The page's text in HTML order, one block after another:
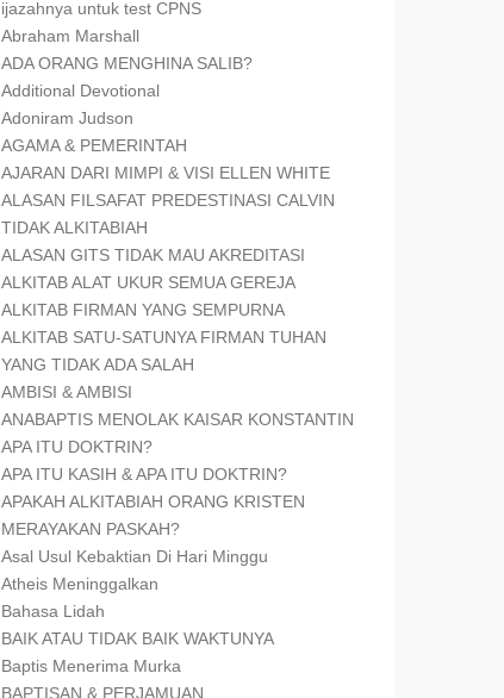
ijazahnya untuk test CPNS
Abraham Marshall
ADA ORANG MENGHINA SALIB?
Additional Devotional
Adoniram Judson
AGAMA & PEMERINTAH
AJARAN DARI MIMPI & VISI ELLEN WHITE
ALASAN FILSAFAT PREDESTINASI CALVIN
TIDAK ALKITABIAH
ALASAN GITS TIDAK MAU AKREDITASI
ALKITAB ALAT UKUR SEMUA GEREJA
ALKITAB FIRMAN YANG SEMPURNA
ALKITAB SATU-SATUNYA FIRMAN TUHAN
YANG TIDAK ADA SALAH
AMBISI & AMBISI
ANABAPTIS MENOLAK KAISAR KONSTANTIN
APA ITU DOKTRIN?
APA ITU KASIH & APA ITU DOKTRIN?
APAKAH ALKITABIAH ORANG KRISTEN
MERAYAKAN PASKAH?
Asal Usul Kebaktian Di Hari Minggu
Atheis Meninggalkan
Bahasa Lidah
BAIK ATAU TIDAK BAIK WAKTUNYA
Baptis Menerima Murka
BAPTISAN & PERJAMUAN